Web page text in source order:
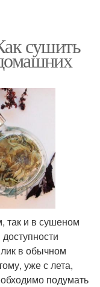
сушить
так и в сушеном
в обычном
уже с лета,
подумать